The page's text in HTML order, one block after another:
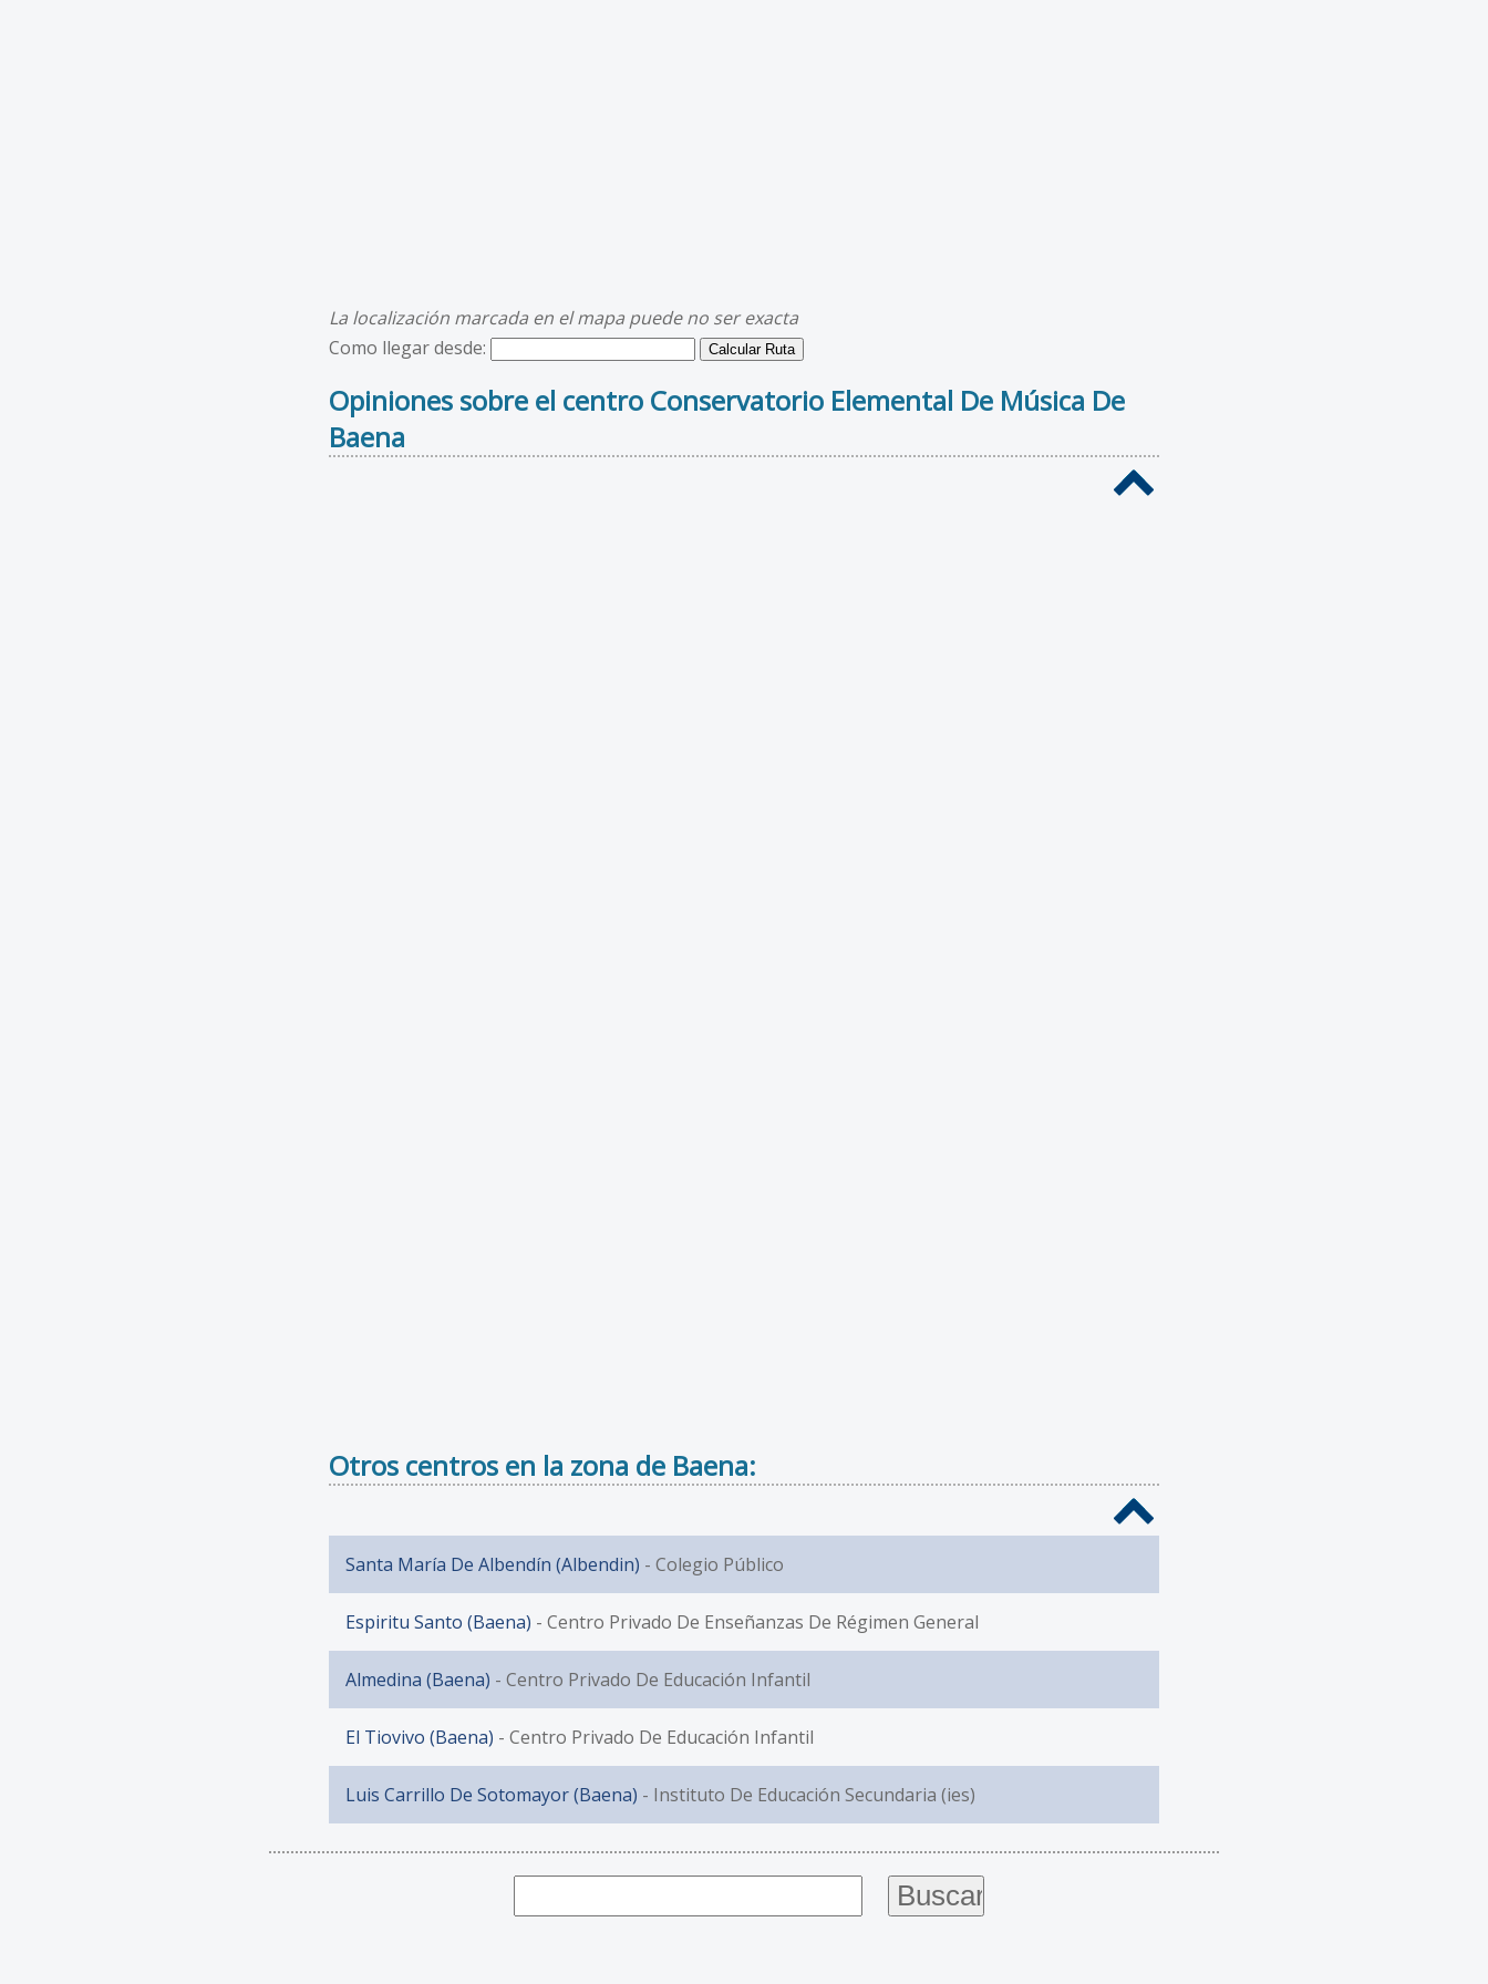
La localización marcada en el mapa puede no ser exacta
Como llegar desde:
Opiniones sobre el centro Conservatorio Elemental De Música De
Baena
Otros centros en la zona de Baena:
Santa María De Albendín (Albendin) - Colegio Público
Espiritu Santo (Baena) - Centro Privado De Enseñanzas De Régimen General
Almedina (Baena) - Centro Privado De Educación Infantil
El Tiovivo (Baena) - Centro Privado De Educación Infantil
Luis Carrillo De Sotomayor (Baena) - Instituto De Educación Secundaria (ies)